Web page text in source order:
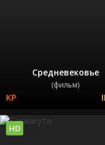
Средневековье
(фильм)
HD